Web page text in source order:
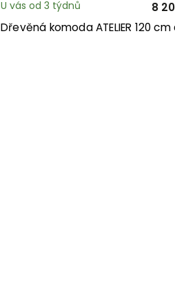
Dřevěná komoda ATELIER 120 cm
U vás od 3 týdnů 8